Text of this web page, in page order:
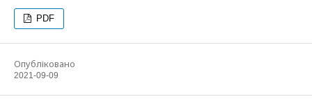
PDF
Опубліковано
2021-09-09